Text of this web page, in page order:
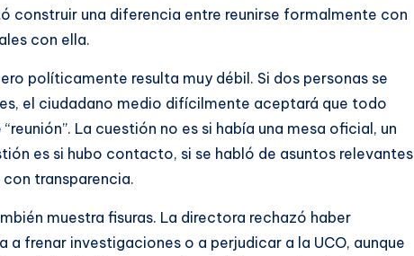
construir una diferencia entre reunirse formalmente con
con ella.
políticamente resulta muy débil. Si dos personas se
el ciudadano medio difícilmente aceptará que todo
La cuestión no es si había una mesa oficial, un
es si hubo contacto, si se habló de asuntos relevantes
transparencia.
muestra fisuras. La directora rechazó haber
frenar investigaciones o a perjudicar a la UCO, aunque